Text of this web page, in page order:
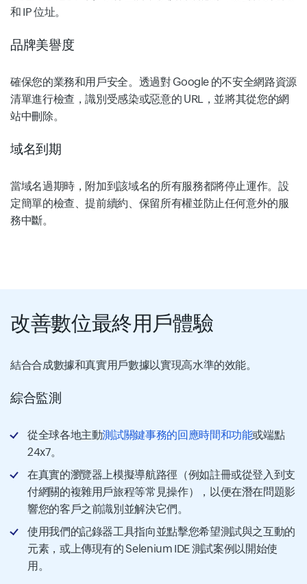
和 IP 位址。
品牌美譽度
確保您的業務和用戶安全。透過對 Google 的不安全網路資源
清單進行檢查，識別受感染或惡意的 URL，並將其從您的網
站中刪除。
域名到期
當域名過期時，附加到該域名的所有服務都將停止運作。設
定簡單的檢查、提前續約、保留所有權並防止任何意外的服
務中斷。
改善數位最終用戶體驗
結合合成數據和真實用戶數據以實現高水準的效能。
綜合監測
從全球各地主動測試關鍵事務的回應時間和功能或端點
24x7。
在真實的瀏覽器上模擬導航路徑（例如註冊或從登入到支
付網關的複雜用戶旅程等常見操作），以便在潛在問題影
響您的客戶之前識別並解決它們。
使用我們的記錄器工具指向並點擊您希望測試與之互動的
元素，或上傳現有的 Selenium IDE 測試案例以開始使
用。